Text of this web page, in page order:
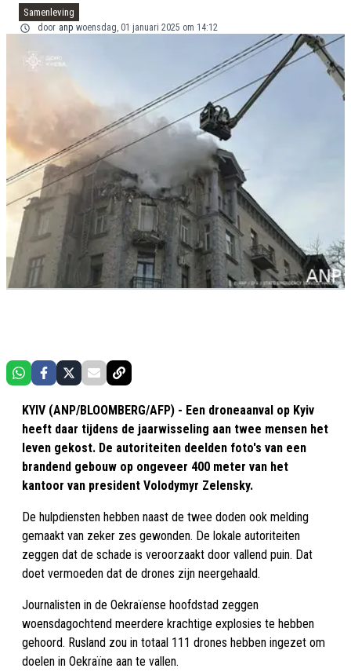
Samenleving
door anp woensdag, 01 januari 2025 om 14:12
KYIV (ANP/BLOOMBERG/AFP) - Een droneaanval op Kyiv
heeft daar tijdens de jaarwisseling aan twee mensen het
leven gekost. De autoriteiten deelden foto's van een
brandend gebouw op ongeveer 400 meter van het
kantoor van president Volodymyr Zelensky.
De hulpdiensten hebben naast de twee doden ook melding
gemaakt van zeker zes gewonden. De lokale autoriteiten
zeggen dat de schade is veroorzaakt door vallend puin. Dat
doet vermoeden dat de drones zijn neergehaald.
Journalisten in de Oekraïense hoofdstad zeggen
woensdagochtend meerdere krachtige explosies te hebben
gehoord. Rusland zou in totaal 111 drones hebben ingezet om
doelen in Oekraïne aan te vallen.